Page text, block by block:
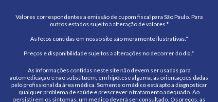
Valores correspondentes a emissão de cupom fiscal para São Paulo. Para
outros estados sujeito a alteração de valores.*
As fotos contidas em nosso site são meramente ilustrativas.*
Preços e disponibilidade sujeitos a alterações no decorrer do dia.*
As informações contidas neste site não devem ser usadas para
automedicação e não substituem, em hipótese alguma, as orientações dadas
pelo profissional da área médica. Somente o médico está apto a diagnosticar
qualquer problema de saúde e prescrever o tratamento adequado. Ao
persistirem os sintomas, um médico deverá ser consultado. Os preços, as